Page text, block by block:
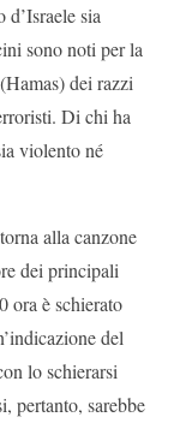
sia
sono noti per la
dei razzi
Di chi ha
violento né
alla canzone
dei principali
ora è schierato
del
lo schierarsi
pertanto, sarebbe